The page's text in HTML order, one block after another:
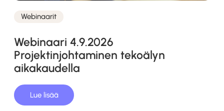
Kategoriat
Webinaarit
Webinaari 4.9.2026
Projektinjohtaminen tekoälyn
aikakaudella
Lue lisää